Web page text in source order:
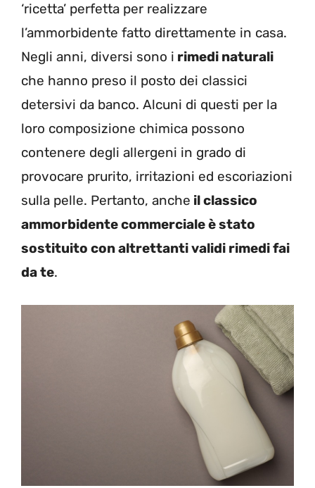
‘ricetta’ perfetta per realizzare
l’ammorbidente fatto direttamente in casa.
Negli anni, diversi sono i rimedi naturali
che hanno preso il posto dei classici
detersivi da banco. Alcuni di questi per la
loro composizione chimica possono
contenere degli allergeni in grado di
provocare prurito, irritazioni ed escoriazioni
sulla pelle. Pertanto, anche il classico
ammorbidente commerciale è stato
sostituito con altrettanti validi rimedi fai
da te.